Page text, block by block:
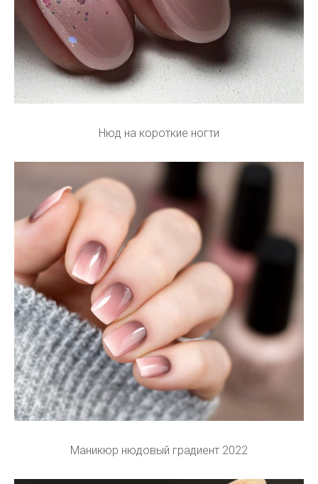
Нюд на короткие ногти
Маникюр нюдовый градиент 2022